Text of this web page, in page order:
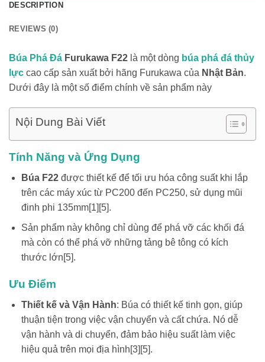
DESCRIPTION
REVIEWS (0)
Búa Phá Đá Furukawa F22 là một dòng búa phá đá thủy
lực cao cấp sản xuất bởi hãng Furukawa của Nhật Bản.
Dưới đây là một số điểm chính về sản phẩm này
Nội Dung Bài Viết
Tính Năng và Ứng Dụng
Búa F22được thiết kế để tối ưu hóa công suất khi lắp
trên các máy xúc từ PC200 đến PC250, sử dụng mũi
đinh phi 135mm[1][5].
Sản phẩm này không chỉ dùng để phá vỡ các khối đá
mà còn có thể phá vỡ những tảng bê tông có kích
thước lớn[5].
Ưu Điểm
Thiết kế và Vận Hành: Búa có thiết kế tinh gọn, giúp
thuận tiện trong việc vận chuyển và cất chứa. Nó dễ
vận hành và di chuyển, đảm bảo hiệu suất làm việc
hiệu quả trên mọi địa hình[3][5].